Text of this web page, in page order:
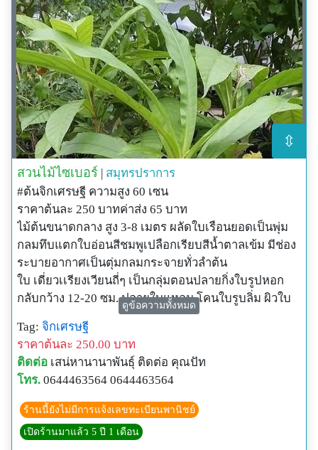
⇳
สวนไม้ไซเบอร์ | สมุทรปราการ
#ต้นจิกเศรษฐี ความสูง 60 เซน
ราคาต้นละ 250 บาทค่าส่ง 65 บาท
ไม้ต้นขนาดกลาง สูง 3-8 เมตร ผลัดใบเรือนยอดเป็นพุ่ม
กลมทึบแตกใบอ่อนสีชมพูเปลือกเรียบสีน้ำตาลเข้ม มีช่อง
ระบายอากาศเป็นตุ่มกลมกระจายทั่วลำต้น
ใบ เดี่ยวเเรียงเวียนถี่ๆ เป็นกลุ่มตอนปลายกิ่งใบรูปหอก
กลับกว้าง 12-20 ซม. ปลายใบแหลม โคนใบรูบลิ่ม ผิวใบ
ด้านบนสีเขียวเข้มเป็นมัน ใบเกลี้ยง ขอบใบจักซี่ฟันห่างๆ
เส้นแขนงใบข้างละ 34-35 เส้น เส้นกลางใบด้านบนเป็นสัน
คม ด่ฃ้านล่างมน ก้านใบอวบอ้วนสีน้ำตาล ยาว 1.5-2.5
ซม. หนา 1-2 ซม
ดอก ออกเป็นช่อแบบ ช่อกระจะยาวห้อยลงปลายกิ่งหรือ
ซอกใบใกล้ปลายกิ่ง ช่อดอกยาว 0.6-1.20 เมตร ก้านช่อ
ดอกสีม่วงเข้ม ดอกบานเต็มที่กว้าง 6-8 ซม. สีขาวอมชมพู
กลีบโคนเชื่อมติดกันเป็นรูปกรวยยาว มีสัน 4 สัน ปลาย
ดูข้อความทั้งหมด
Tag: จิกเศรษฐี
ราคาต้นละ 250.00 บาท
ติดต่อ เสน่หานานาพันธุ์ ติดต่อ คุณปัท
โทร. 0644463564 0644463564
ร้านนี้ยังไม่มีการแจ้งเลขทะเบียนพานิชย์
เปิดร้านมาแล้ว 5 ปี 1 เดือน